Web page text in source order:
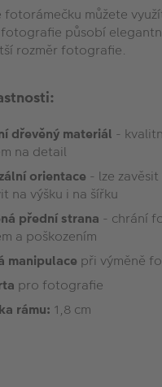
fotorámečku můžete
fotografie působí
rozměr fotografie.
dřevěný materiál -
na detail
orientace - lze
na výšku i na šířku
přední strana - chrání
a poškozením
manipulace při výměně
pro fotografie
rámu: 1,8 cm